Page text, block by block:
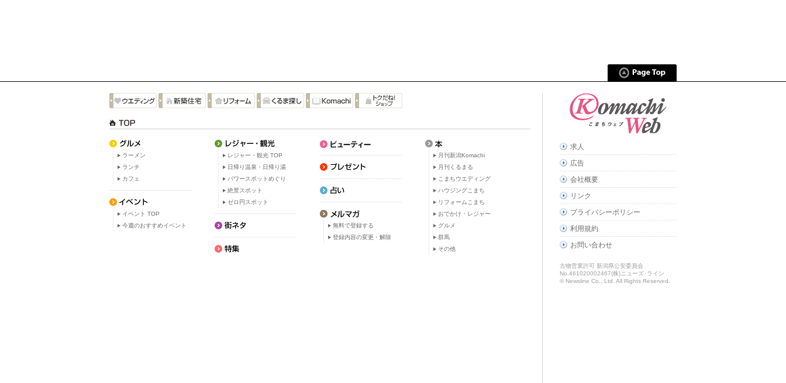
ラーメン
ランチ
カフェ
イベント TOP
今週のおすすめイベント
レジャー・観光 TOP
日帰り温泉・日帰り湯
パワースポットめぐり
絶景スポット
ゼロ円スポット
無料で登録する
登録内容の変更・解除
月刊新潟Komachi
月刊くるまる
こまちウエディング
ハウジングこまち
リフォームこまち
おでかけ・レジャー
グルメ
群馬
その他
求人
広告
会社概要
リンク
プライバシーポリシー
利用規約
お問い合わせ
古物営業許可 新潟県公安委員会
No.461020002467(株)ニューズ･ライン
© Newsline Co., Ltd. All Rights Reserved.